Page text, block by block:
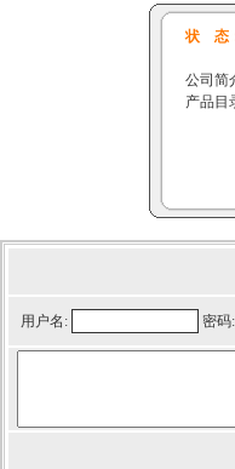
状 态
公司简
产品目
用户名: 密码: